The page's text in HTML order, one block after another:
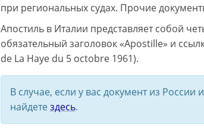
при региональных судах. Прочие
Апостиль в Италии представляет собой
обязательный заголовок «Apostille» и
de La Haye du 5 octobre 1961).
В случае, если у вас документ из
найдетездесь.